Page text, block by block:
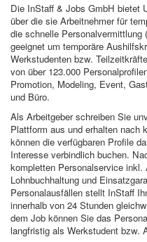
Die InStaff & Jobs GmbH bietet
über die sie Arbeitnehmer für
die schnelle
geeignet um temporäre
Werkstudenten bzw.
von über 123.000
Promotion, Modeling, Event,
und Büro.
Als Arbeitgeber schreiben Sie
Plattform aus und erhalten nach
können die verfügbaren Profile
Interesse verbindlich buchen.
kompletten Personalservice inkl.
Lohnbuchhaltung und
Personalausfällen stellt InStaff
innerhalb von 24 Stunden
dem Job können Sie das
langfristig als Werkstudent bzw.